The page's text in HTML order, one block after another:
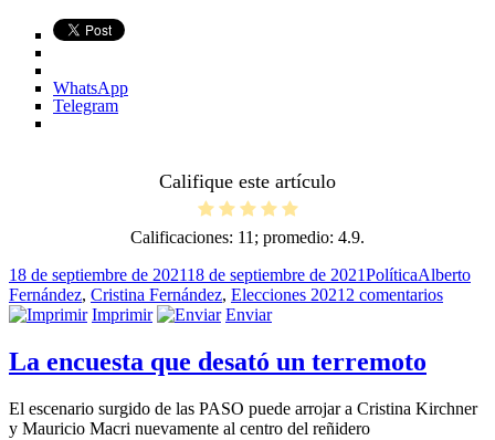
WhatsApp
Telegram
Califique este artículo
Calificaciones: 11 ; promedio: 4.9.
Publicado
el
18 de septiembre de 202118 de septiembre de 2021Categorías
PolíticaEtiquetas
Alberto
Fernández, Cristina Fernández, Elecciones 2021 2 comentariosen
Imprimir Enviar
La encuesta que desató un terremoto
El escenario surgido de las PASO puede arrojar a Cristina Kirchner
y Mauricio Macri nuevamente al centro del reñidero